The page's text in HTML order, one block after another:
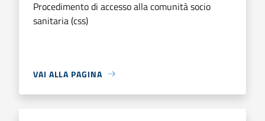
Procedimento di accesso alla comunità socio
sanitaria (css)
VAI ALLA PAGINA